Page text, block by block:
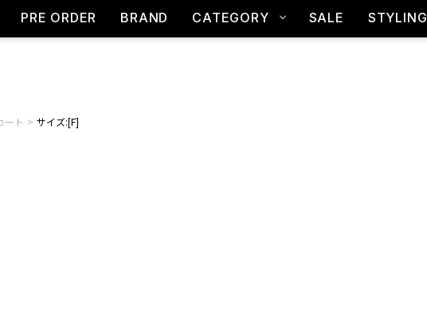
PRE ORDER BRAND CATEGORY SALE STYLING
ート サイズ:[F]